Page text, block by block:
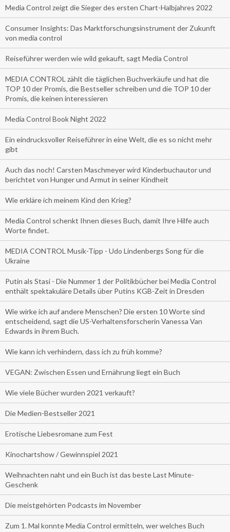
Media Control zeigt die Sieger des ersten Chart-Halbjahres 2022
Consumer Insights: Das Marktforschungsinstrument der Zukunft
von media control
Reiseführer werden wie wild gekauft, sagt Media Control
MEDIA CONTROL zählt die täglichen Buchverkäufe und hat die
TOP 10 der Promis, die Bestseller schreiben und die TOP 10 der
Promis, die keinen interessieren
Media Control Book Night 2022
Ein eindrucksvoller Reiseführer in eine Welt, die es so nicht mehr
gibt
Auch das noch! Carsten Maschmeyer wird Kinderbuchautor und
berichtet von Hunger und Armut in seiner Kindheit
Wie erkläre ich meinem Kind den Krieg?
Media Control schenkt Ihnen dieses Buch, damit Ihre Hilfe auch
Worte findet.
MEDIA CONTROL Musik-Tipp - Udo Lindenbergs Song für die
Ukraine
Putin als Stasi - Die Nummer 1 der Politikbücher bei Media Control
enthält spektakuläre Details über Putins KGB-Zeit in Dresden
Wie wirke ich auf andere Menschen? Die ersten 10 Worte sind
entscheidend, sagt die US-Verhaltensforscherin Vanessa Van
Edwards in ihrem Buch.
Wie kann ich verhindern, dass ich zu früh komme?
VEGAN: Zwischen Essen und Ernährung liegt ein Buch
Wie viele Bücher wurden 2021 verkauft?
Die Medien-Bestseller 2021
Erotische Liebesromane zum Fest
Kinochartshow / Gewinnspiel 2021
Weihnachten naht und ein Buch ist das beste Last Minute-
Geschenk
Die meistgehörten Podcasts im November
Zum 1. Mal konnte Media Control ermitteln, wer welches Buch